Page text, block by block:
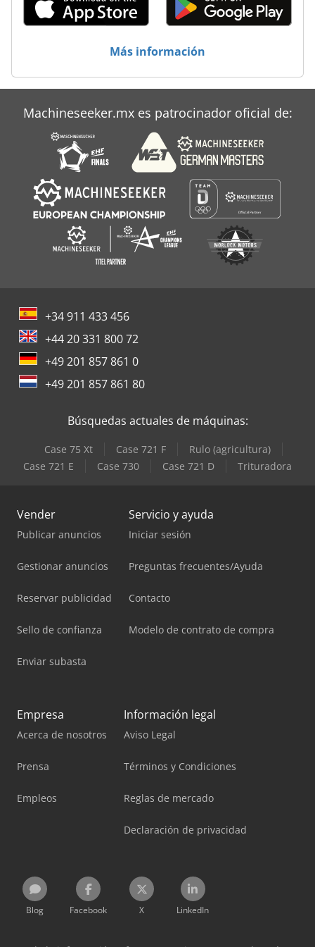
Prensa De Papel
Más información
Machineseeker.mx es patrocinador oficial de:
+34 911 433 456
+44 20 331 800 72
+49 201 857 861 0
+49 201 857 861 80
Búsquedas actuales de máquinas:
Case 75 Xt Case 721 F
Rulo (agricultura)
Case 721 E
Case 730 Case 721 D Trituradora
Vender
Publicar anuncios
Gestionar anuncios
Reservar publicidad
Sello de confianza
Enviar subasta
Servicio y ayuda
Iniciar sesión
Preguntas frecuentes/Ayuda
Contacto
Modelo de contrato de compra
Empresa
Acerca de nosotros
Prensa
Empleos
Información legal
Aviso Legal
Términos y Condiciones
Reglas de mercado
Declaración de privacidad
Blog Facebook X LinkedIn